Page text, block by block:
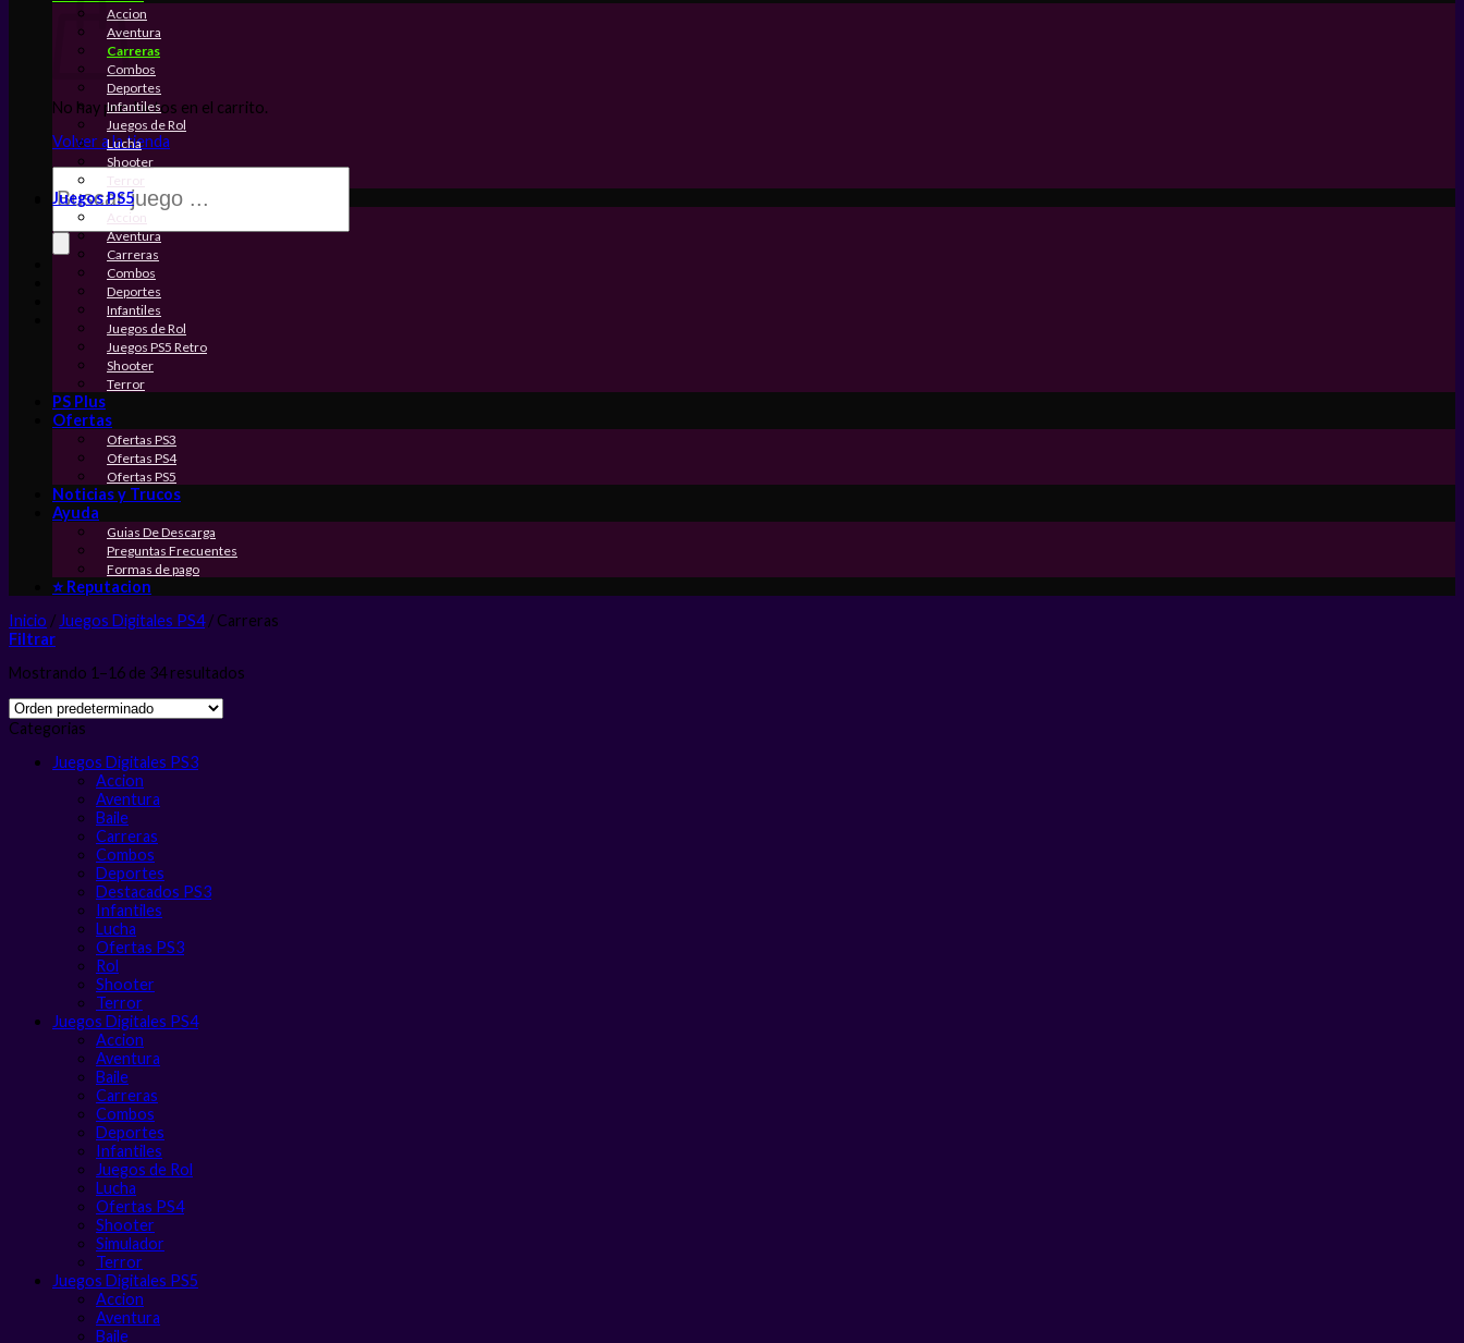
No hay productos en el carrito.
Volver a la tienda
Búsqueda
de
productos
Accion
Aventura
Carreras
Combos
Deportes
Infantiles
Juegos de Rol
Lucha
Shooter
Terror
Juegos PS5
Accion
Aventura
Carreras
Combos
Deportes
Infantiles
Juegos de Rol
Juegos PS5 Retro
Shooter
Terror
PS Plus
Ofertas
Ofertas PS3
Ofertas PS4
Ofertas PS5
Noticias y Trucos
Ayuda
Guias De Descarga
Preguntas Frecuentes
Formas de pago
⭐ Reputacion
Inicio / Juegos Digitales PS4 / Carreras
Filtrar
Mostrando 1–16 de 34 resultados
Categorias
Juegos Digitales PS3
Accion
Aventura
Baile
Carreras
Combos
Deportes
Destacados PS3
Infantiles
Lucha
Ofertas PS3
Rol
Shooter
Terror
Juegos Digitales PS4
Accion
Aventura
Baile
Carreras
Combos
Deportes
Infantiles
Juegos de Rol
Lucha
Ofertas PS4
Shooter
Simulador
Terror
Juegos Digitales PS5
Accion
Aventura
Baile